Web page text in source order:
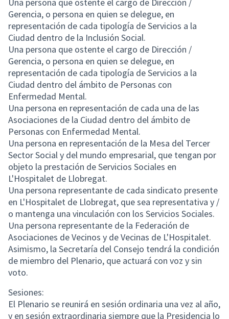
Gerencia, o persona en quien se delegue, en
representación de cada tipología de Servicios a la
Ciudad dentro de la Inclusión Social.
Una persona que ostente el cargo de Dirección /
Gerencia, o persona en quien se delegue, en
representación de cada tipología de Servicios a la
Ciudad dentro del ámbito de Personas con
Enfermedad Mental.
Una persona en representación de cada una de las
Asociaciones de la Ciudad dentro del ámbito de
Personas con Enfermedad Mental.
Una persona en representación de la Mesa del Tercer
Sector Social y del mundo empresarial, que tengan por
objeto la prestación de Servicios Sociales en
L'Hospitalet de Llobregat.
Una persona representante de cada sindicato presente
en L'Hospitalet de Llobregat, que sea representativa y /
o mantenga una vinculación con los Servicios Sociales.
Una persona representante de la Federación de
Asociaciones de Vecinos y de Vecinas de L'Hospitalet.
Asimismo, la Secretaría del Consejo tendrá la condición
de miembro del Plenario, que actuará con voz y sin
voto.
Sesiones:
El Plenario se reunirá en sesión ordinaria una vez al año,
y en sesión extraordinaria siempre que la Presidencia lo